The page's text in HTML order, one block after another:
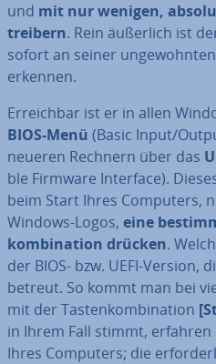
und mit nur wenigen,
trei­bern. Rein äußerlich ist
sofort an seiner
erkennen.
Er­reich­bar ist er in allen
BIOS-Menü (Basic Input/
neueren Rechnern über das
ble Firmware Interface).
beim Start Ihres Computers,
Windows-Logos, eine
kom­bi­na­ti­on drücken.
der BIOS- bzw. UEFI-Version,
betreut. So kommt man bei
mit der Tas­ten­kom­bi­na­ti­on
in Ihrem Fall stimmt,
Ihres Computers; die